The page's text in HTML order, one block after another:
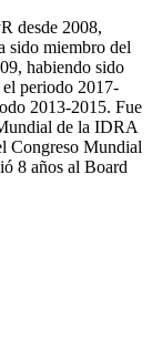
desde 2008,
sido miembro del
habiendo sido
periodo 2017-
2013-2015. Fue
de la IDRA
Congreso Mundial
8 años al Board